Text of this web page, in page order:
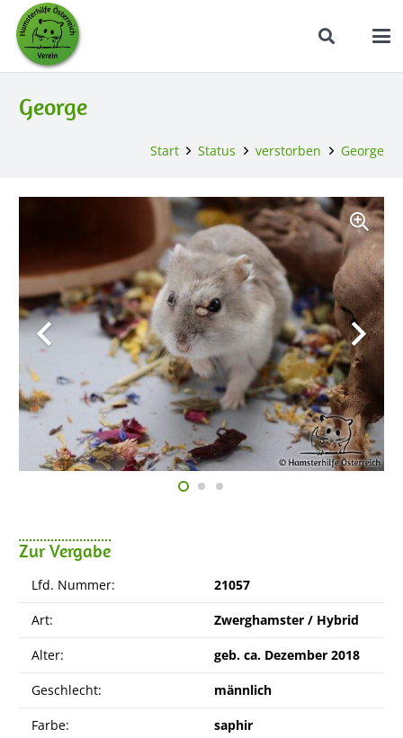
George
Start Status verstorben George
Zur Vergabe
Lfd. Nummer: 21057
Art: Zwerghamster / Hybrid
Alter: geb. ca. Dezember 2018
Geschlecht: männlich
Farbe: saphir